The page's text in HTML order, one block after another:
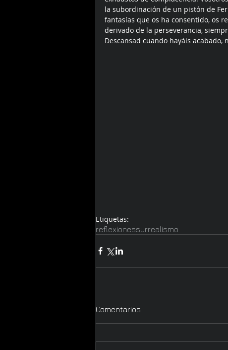
la subordinación de un pistón de
fantasías que os ha consentido, os
derivado de la perseverancia,
Descansad cuando hayáis acabado,
Etiquetas:
reflexionessurrealismo
Comentarios